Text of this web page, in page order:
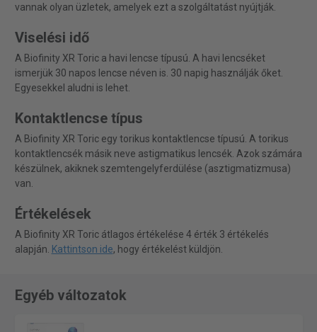
vannak olyan üzletek, amelyek ezt a szolgáltatást nyújtják.
Viselési idő
A Biofinity XR Toric a havi lencse típusú. A havi lencséket
ismerjük 30 napos lencse néven is. 30 napig használják őket.
Egyesekkel aludni is lehet.
Kontaktlencse típus
A Biofinity XR Toric egy torikus kontaktlencse típusú. A torikus
kontaktlencsék másik neve astigmatikus lencsék. Azok számára
készülnek, akiknek szemtengelyferdülése (asztigmatizmusa)
van.
Értékelések
A Biofinity XR Toric átlagos értékelése 4 érték 3 értékelés
alapján. Kattintson ide, hogy értékelést küldjön.
Egyéb változatok